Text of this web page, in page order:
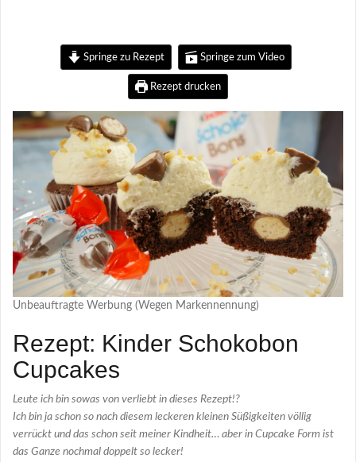
Springe zu Rezept Springe zum Video
Rezept drucken
Unbeauftragte Werbung (Wegen Markennennung)
Rezept: Kinder Schokobon
Cupcakes
Leute ich bin sowas von verliebt in dieses Rezept!?
Ich bin ja schon so nach diesem leckeren kleinen Süßigkeiten völlig
verrückt und das schon seit meiner Kindheit… aber in Cupcake Form ist
das Ganze nochmal doppelt so lecker!